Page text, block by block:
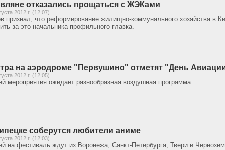
отказались прощаться с ЖЭКами
2012 г. (12:07)
признал, что реформирование жилищно-коммунального хозяйства в
за это начальника профильного главка.
на аэродроме "Первушино" отметят "День
2012 г. (12:05)
мероприятия ожидает разнообразная воздушная программа.
соберутся любители аниме
2012 г. (12:03)
на фестиваль ждут из Воронежа, Санкт-Петербурга, Твери и